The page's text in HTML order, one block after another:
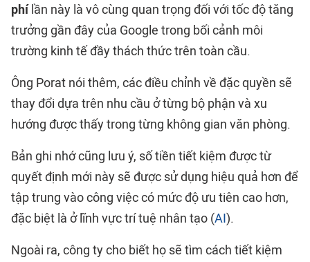
phílần này là vô cùng quan trọng đối với tốc độ tăng
trưởng gần đây của Google trong bối cảnh môi
trường kinh tế đầy thách thức trên toàn cầu.
Ông Porat nói thêm, các điều chỉnh về đặc quyền sẽ
thay đổi dựa trên nhu cầu ở từng bộ phận và xu
hướng được thấy trong từng không gian văn phòng.
Bản ghi nhớ cũng lưu ý, số tiền tiết kiệm được từ
quyết định mới này sẽ được sử dụng hiệu quả hơn để
tập trung vào công việc có mức độ ưu tiên cao hơn,
đặc biệt là ở lĩnh vực trí tuệ nhân tạo (AI).
Ngoài ra, công ty cho biết họ sẽ tìm cách tiết kiệm